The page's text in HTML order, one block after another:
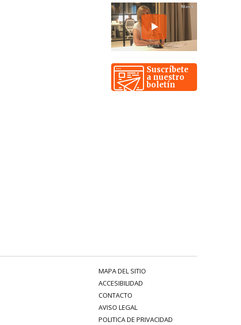
Suscríbete
a nuestro
boletín
MAPA DEL SITIO
ACCESIBILIDAD
CONTACTO
AVISO LEGAL
POLITICA DE PRIVACIDAD